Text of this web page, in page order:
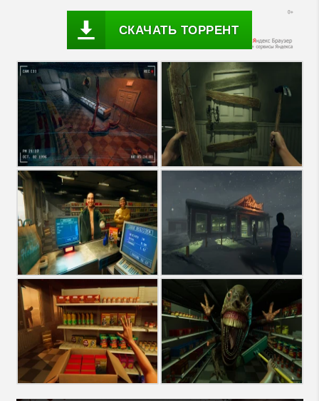
СКАЧАТЬ ТОРРЕНТ